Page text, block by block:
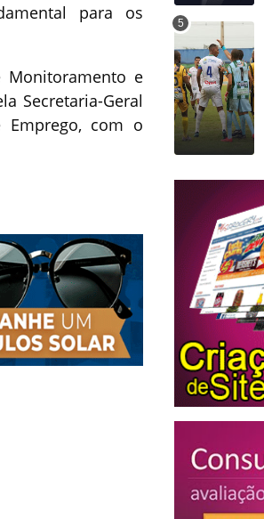
para os
Monitoramento e
Secretaria-Geral
com o